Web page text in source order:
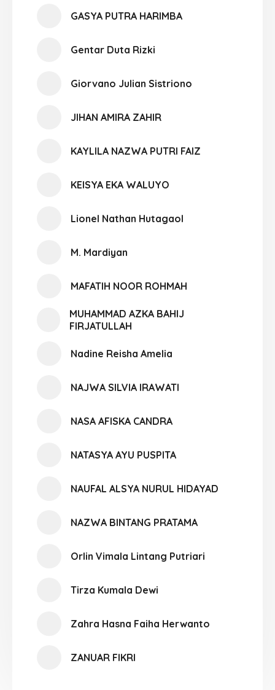
GASYA PUTRA HARIMBA
Gentar Duta Rizki
Giorvano Julian Sistriono
JIHAN AMIRA ZAHIR
KAYLILA NAZWA PUTRI FAIZ
KEISYA EKA WALUYO
Lionel Nathan Hutagaol
M. Mardiyan
MAFATIH NOOR ROHMAH
MUHAMMAD AZKA BAHIJ
FIRJATULLAH
Nadine Reisha Amelia
NAJWA SILVIA IRAWATI
NASA AFISKA CANDRA
NATASYA AYU PUSPITA
NAUFAL ALSYA NURUL HIDAYAD
NAZWA BINTANG PRATAMA
Orlin Vimala Lintang Putriari
Tirza Kumala Dewi
Zahra Hasna Faiha Herwanto
ZANUAR FIKRI